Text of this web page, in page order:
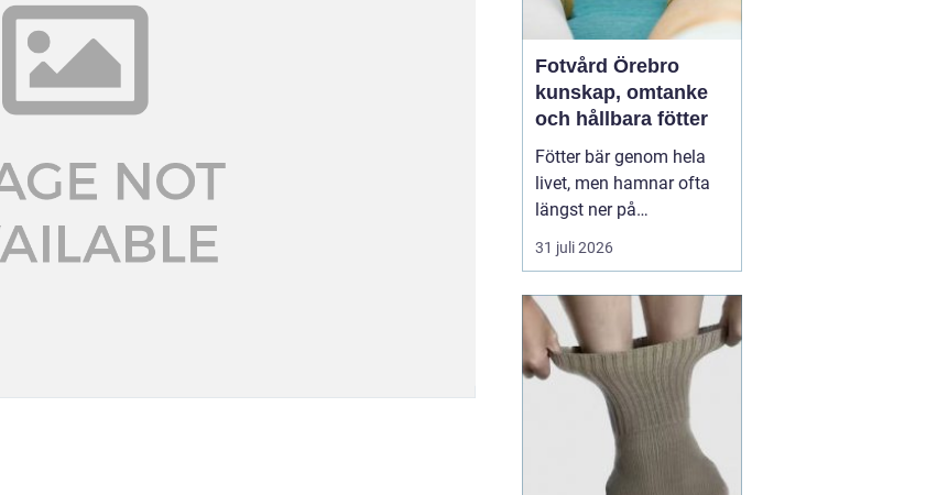
Fotvård Örebro
kunskap, omtanke
och hållbara fötter
Fötter bär genom hela
livet, men hamnar ofta
längst ner på
prioriteringslistan.
Många söker hjälp först
påverkar vardagen.
Samtidigt visar
erfarenhet från
fotvårdskliniker i och
omkring Örebro att
regelbunden fotvård kan
förebygga e...
31 juli 2026